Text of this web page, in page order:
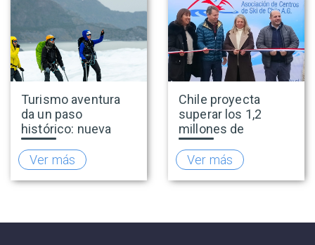
Turismo aventura
da un paso
histórico: nueva
normativa incorpora
el salto bungee y
refuerza
estándares de
Ver más
Chile proyecta
superar los 1,2
millones de
visitantes y
consolidarse como
la capital del
turismo de nieve del
Ver más